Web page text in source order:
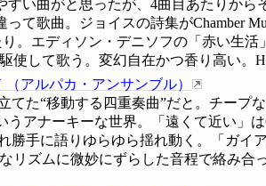
すい曲がと思ったが、4曲目あたりか
て歌曲。ジョイスの詩集がChamber
。エディソン・デニソフの「赤い生
使して歌う。変幻自在かつ香り高い。
（アルパカ・アンサンブル）
てた“移動する四重奏曲”だと。チープ
うアナーキーな世界。「遠くて近い」
勝手に語りゆらゆら揺れ動く。「ガイ
リズムに微妙にずらした音程で絡み合